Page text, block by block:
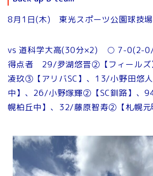
8月1日(木) 東光スポーツ公園球技場
vs 道科学大高(30分×2) ○ 7-0(2-
得点者 29/夛湖悠晋②【フィールズ
凌玖③【アリバSC】、13/小野田悠
中】、26/小野塚輝②【SC釧路】、
幌柏丘中】、32/藤原智寿②【札幌元